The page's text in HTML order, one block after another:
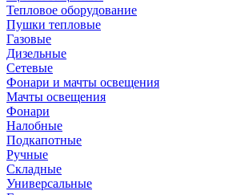
Тепловое оборудование
Пушки тепловые
Газовые
Дизельные
Сетевые
Фонари и мачты освещения
Мачты освещения
Фонари
Налобные
Подкапотные
Ручные
Складные
Универсальные